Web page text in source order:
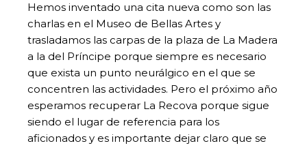
Hemos inventado una cita nueva como son las
charlas en el Museo de Bellas Artes y
trasladamos las carpas de la plaza de La Madera
a la del Príncipe porque siempre es necesario
que exista un punto neurálgico en el que se
concentren las actividades. Pero el próximo año
esperamos recuperar La Recova porque sigue
siendo el lugar de referencia para los
aficionados y es importante dejar claro que se